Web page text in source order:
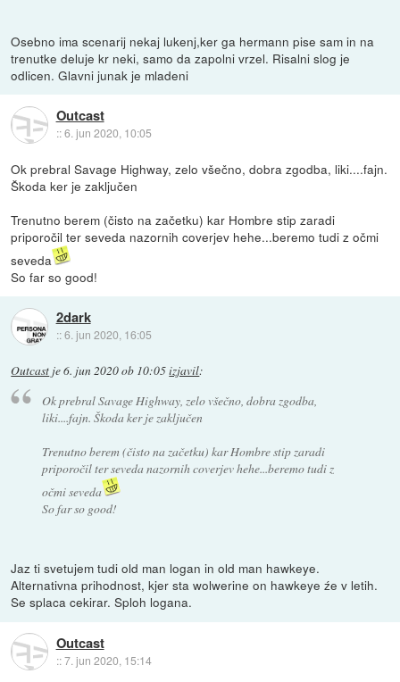
Osebno ima scenarij nekaj lukenj,ker ga hermann pise sam in na
trenutke deluje kr neki, samo da zapolni vrzel. Risalni slog je
odlicen. Glavni junak je mladeni
Outcast
::6. jun 2020, 10:05
Ok prebral Savage Highway, zelo všečno, dobra zgodba, liki....fajn.
Škoda ker je zaključen
Trenutno berem (čisto na začetku) kar Hombre stip zaradi
priporočil ter seveda nazornih coverjev hehe...beremo tudi z očmi
seveda
So far so good!
2dark
::6. jun 2020, 16:05
Outcast je6. jun 2020 ob 10:05izjavil:
Ok prebral Savage Highway, zelo všečno, dobra zgodba,
liki....fajn. Škoda ker je zaključen
Trenutno berem (čisto na začetku) kar Hombre stip zaradi
priporočil ter seveda nazornih coverjev hehe...beremo tudi z
očmi seveda
So far so good!
Jaz ti svetujem tudi old man logan in old man hawkeye.
Alternativna prihodnost, kjer sta wolwerine on hawkeye źe v letih.
Se splaca cekirar. Sploh logana.
Outcast
::7. jun 2020, 15:14